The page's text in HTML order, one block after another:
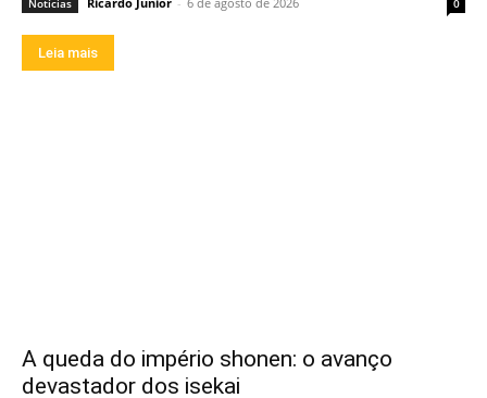
Leia mais
A queda do império shonen: o avanço
devastador dos isekai